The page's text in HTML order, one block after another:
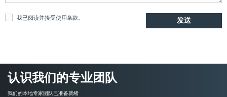
我已阅读并接受使用条款。
认识我们的专业团队
我们的本地专家团队已准备就绪